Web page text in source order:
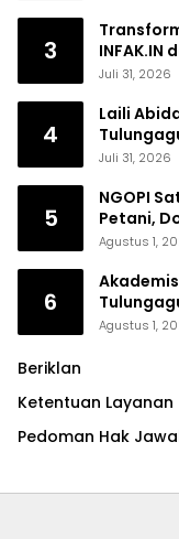
3
Dana
Juli 31, 2026
4
Laili
Juli 31, 2026
5
NGOPI
Petani,
Saing
Agustus 1,
6
hingga
Agustus 1,
Beriklan
Ketentuan Layanan
Pedoman Hak